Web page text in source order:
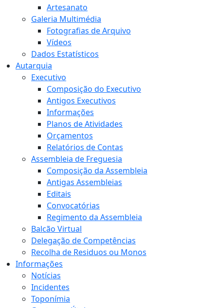
Artesanato
Galeria Multimédia
Fotografias de Arquivo
Vídeos
Dados Estatísticos
Autarquia
Executivo
Composição do Executivo
Antigos Executivos
Informações
Planos de Atividades
Orçamentos
Relatórios de Contas
Assembleia de Freguesia
Composição da Assembleia
Antigas Assembleias
Editais
Convocatórias
Regimento da Assembleia
Balcão Virtual
Delegação de Competências
Recolha de Residuos ou Monos
Informações
Notícias
Incidentes
Toponímia